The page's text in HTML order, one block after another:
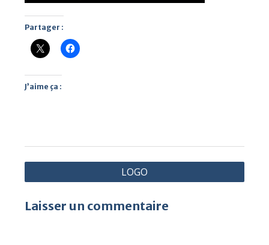
Partager :
J’aime ça :
Navigation
de
l’article
LOGO
Laisser un commentaire